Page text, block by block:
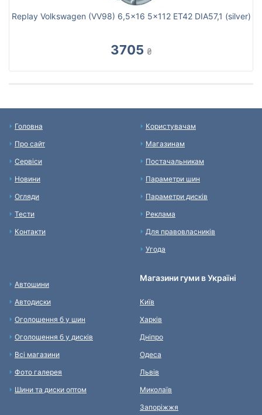
Replay Volkswagen (VV98) 6,5x16 5x112 ET42 DIA57,1 (silver)
3705 ₴
Головна
Про сайт
Сервіси
Новини
Огляди
Тести
Контакти
Користувачам
Магазинам
Постачальникам
Параметри шин
Параметри дисків
Реклама
Для правовласників
Угода
Автошини
Автодиски
Оголошення б у шин
Оголошення б у дисків
Всі магазини
Фото галерея
Шини та диски оптом
Магазини гуми в Україні
Київ
Харків
Дніпро
Одеса
Львів
Миколаїв
Запоріжжя